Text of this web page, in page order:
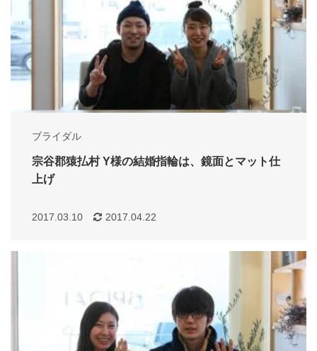
ブライダル
宗谷郡猿払村 Y様の結婚指輪は、鏡面とマット仕
上げ
2017.03.10 2017.04.22